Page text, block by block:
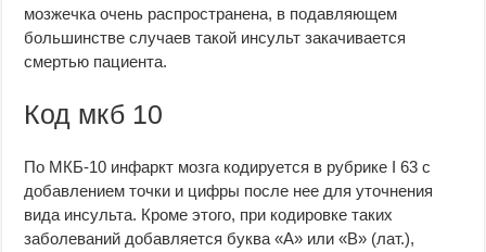
мозжечка очень распространена, в подавляющем
большинстве случаев такой инсульт закачивается
смертью пациента.
Код мкб 10
По МКБ-10 инфаркт мозга кодируется в рубрике I 63 с
добавлением точки и цифры после нее для уточнения
вида инсульта. Кроме этого, при кодировке таких
заболеваний добавляется буква «А» или «В» (лат.),